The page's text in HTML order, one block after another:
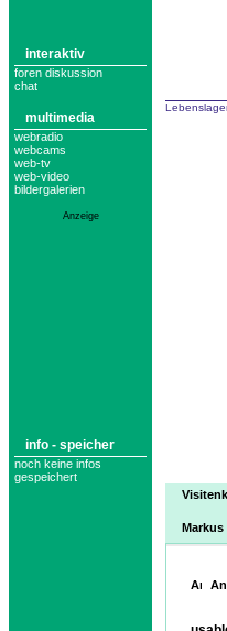
interaktiv
foren diskussion
chat
multimedia
webradio
webcams
web-tv
web-video
bildergalerien
Anzeige
info - speicher
noch keine infos
gespeichert
Markus